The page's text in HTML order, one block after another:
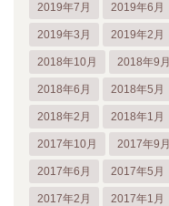
2019年7月 2019年6月
2019年3月 2019年2月
2018年10月 2018年9月
2018年6月 2018年5月
2018年2月 2018年1月
2017年10月 2017年9月
2017年6月 2017年5月
2017年2月 2017年1月